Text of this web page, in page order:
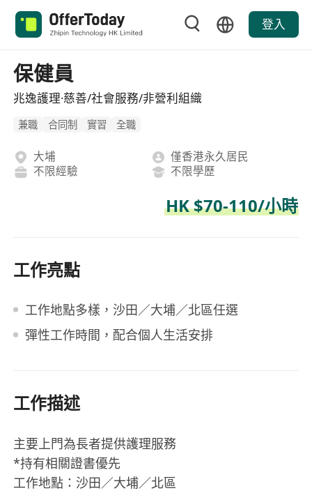
登入
保健員
兆逸護理·慈善/社會服務/非營利組織
兼職 合同制 實習 全職
大埔
僅香港永久居民
不限經驗
不限學歷
HK $70-110/小時
工作亮點
工作地點多樣，沙田／大埔／北區任選
彈性工作時間，配合個人生活安排
工作描述
主要上門為長者提供護理服務
*持有相關證書優先
工作地點：沙田／大埔／北區